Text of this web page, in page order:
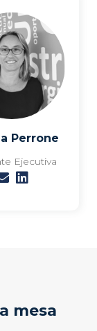
Perrone
Ejecutiva
mesa